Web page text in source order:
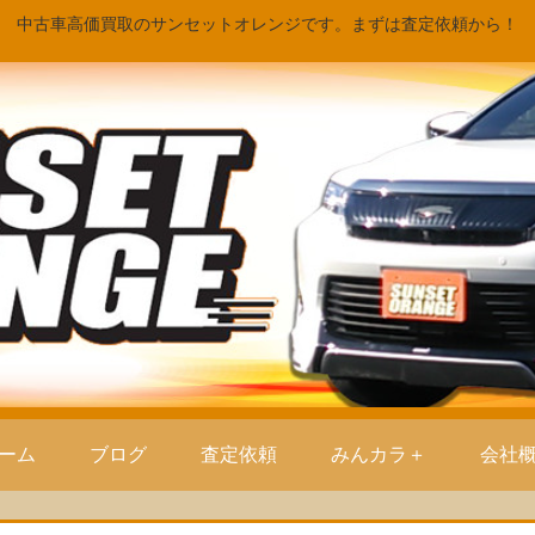
中古車高価買取のサンセットオレンジです。まずは査定依頼から！
ム ブログ 査定依頼 みんカラ＋ 会社